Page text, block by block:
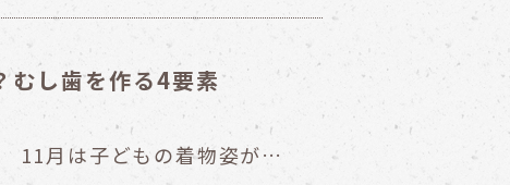
むし歯を作る4要素
11月は子どもの着物姿が…